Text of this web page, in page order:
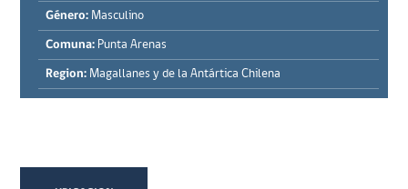
Género: Masculino
Comuna: Punta Arenas
Region: Magallanes y de la Antártica Chilena